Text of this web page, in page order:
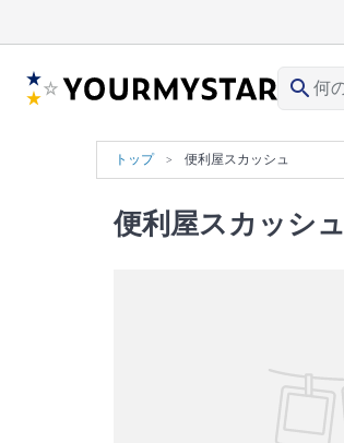
search
トップ 便利屋スカッシュ
便利屋スカッシュ